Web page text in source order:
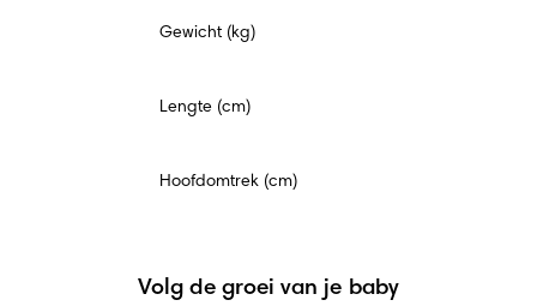
Gewicht (kg)
Lengte (cm)
Hoofdomtrek (cm)
Volg de groei van je baby